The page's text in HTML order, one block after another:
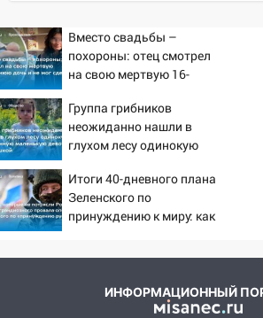
13:49
Ульяновск: дерево рухнуло
Орджоникидзе
13:47
ветром вырвало дерево с
13:46
Сильный ветер
СТО на проспекте
13:35
Непогода продолжает
транспорту: в Ульяновске
сошёл с рельсов
дороги в Ульяновске: фото
Вместо свадьбы –
похороны: отец смотрел
на свою мертвую 16-
сдержать слезы
Группа грибников
неожиданно нашли в
глухом лесу одинокую
девочку с игрушкой
Итоги 40-дневного плана
Зеленского по
принуждению к миру: как
ИНФОРМАЦИОННЫЙ